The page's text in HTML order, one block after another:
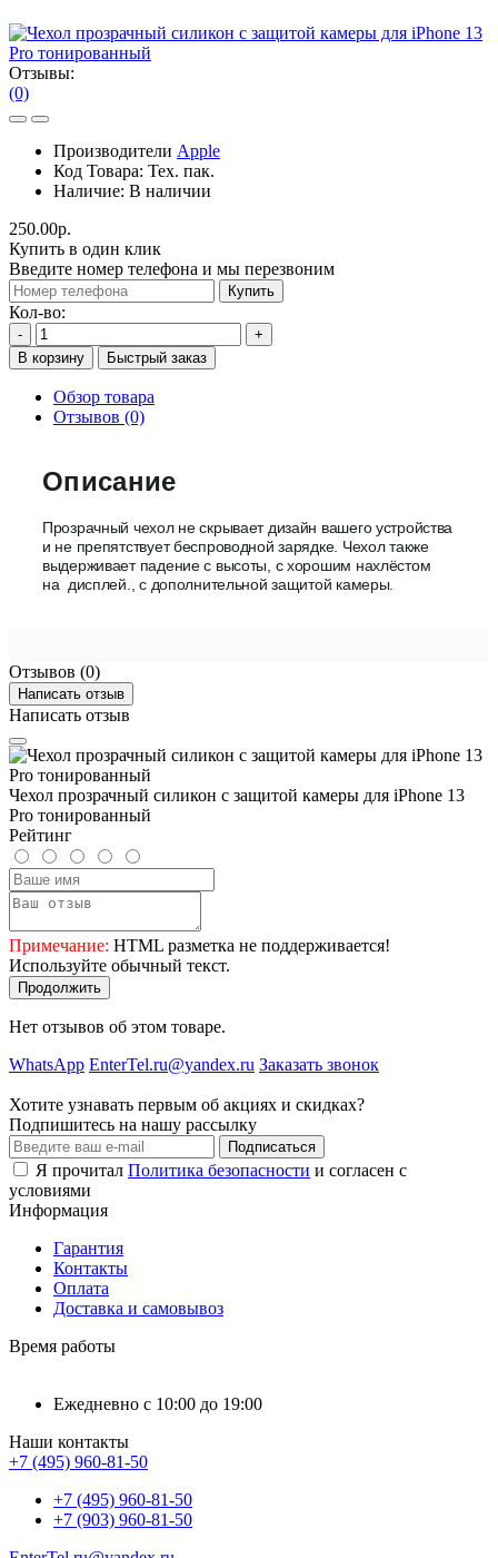
Отзывы:
(0)
Производители Apple
Код Товара: Тех. пак.
Наличие: В наличии
250.00р.
Купить в один клик
Введите номер телефона и мы перезвоним
Купить
Кол-во:
-
+
В корзину
Быстрый заказ
Обзор товара
Отзывов (0)
Описание
Прозрачный чехол не скрывает дизайн вашего устройства
и не препятствует беспроводной зарядке. Чехол также
выдерживает падение с высоты, с хорошим нахлёстом
на дисплей., с дополнительной защитой камеры.
Отзывов (0)
Написать отзыв
Написать отзыв
Чехол прозрачный силикон с защитой камеры для iPhone 13
Pro тонированный
Рейтинг
Примечание: HTML разметка не поддерживается!
Используйте обычный текст.
Продолжить
Нет отзывов об этом товаре.
WhatsApp EnterTel.ru@yandex.ru Заказать звонок
Хотите узнавать первым об акциях и скидках?
Подпишитесь на нашу рассылку
Подписаться
Я прочитал Политика безопасности и согласен с
условиями
Информация
Гарантия
Контакты
Оплата
Доставка и самовывоз
Время работы
Ежедневно с 10:00 до 19:00
Наши контакты
+7 (495) 960-81-50
+7 (495) 960-81-50
+7 (903) 960-81-50